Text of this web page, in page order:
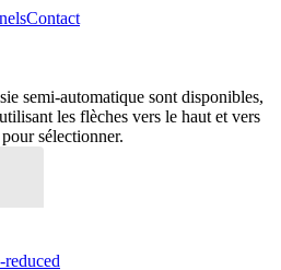
Contact
semi-automatique sont disponibles,
les flèches vers le haut et vers
sélectionner.